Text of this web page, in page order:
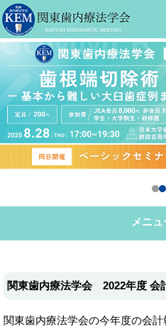
メニ
関東歯内療法学会 2022年度 会
関東歯内療法学会の今年度の会計